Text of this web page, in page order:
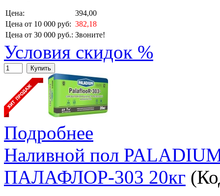
Цена:
394,00
Цена от 10 000 руб: 382,18
Цена от 30 000 руб.: Звоните!
Условия скидок %
Купить
Подробнее
Наливной пол
ПАЛАФЛОР-303 20кг